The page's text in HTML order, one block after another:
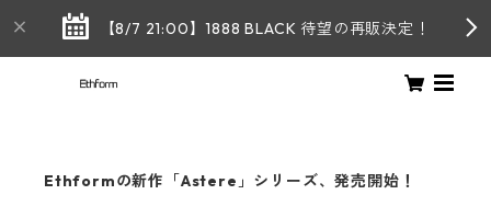
【8/7 21:00】1888 BLACK 待望の再販決定！
Ethformの新作「Astere」シリーズ、発売開始！